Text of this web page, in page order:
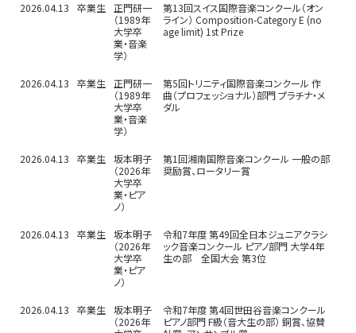
2026.04.13 卒業生 正門研一
（1989年
大学卒
業・音楽
学）
第13回スイス国際音楽コンクール（オン
ライン） Composition-Category E (no
age limit) 1st Prize
2026.04.13 卒業生 正門研一
（1989年
大学卒
業・音楽
学）
第5回トリニティ国際音楽コンクール 作
曲（プロフェッショナル）部門 プラチナ・メ
ダル
2026.04.13 卒業生 坂本明子
（2026年
大学卒
業・ピア
ノ）
第1回湘南国際音楽コンクール 一般の部
奨励賞、ロータリー賞
2026.04.13 卒業生 坂本明子
（2026年
大学卒
業・ピア
ノ）
令和7年度 第49回全日本ジュニアクラシ
ック音楽コンクール ピアノ部門 大学4年
生の部 全国大会 第3位
2026.04.13 卒業生 坂本明子
（2026年
令和7年度 第4回世田谷音楽コンクール
ピアノ部門 F級（音大生の部） 銅賞、協賛